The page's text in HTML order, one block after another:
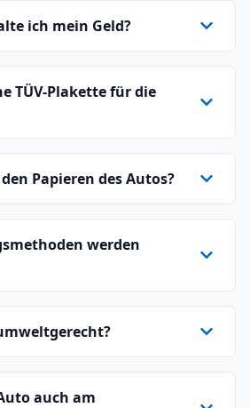
ich mein Geld?
TÜV-Plakette für die
Papieren des Autos?
werden
auch am